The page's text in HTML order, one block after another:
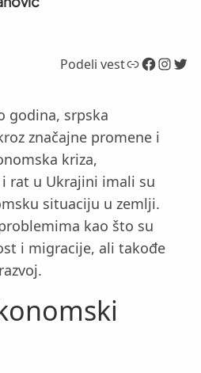
Podeli vestLink Facebook InstagramTwitter
godina, srpska
značajne promene i
kriza,
i rat u Ukrajini imali su
situaciju u zemlji.
kao što su
i migracije, ali takođe